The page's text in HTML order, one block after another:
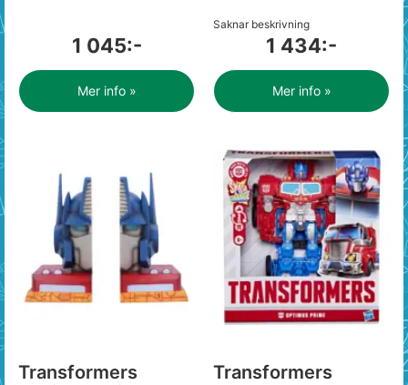
1 045:-
Mer info »
Saknar beskrivning
1 434:-
Mer info »
Transformers
Transformers